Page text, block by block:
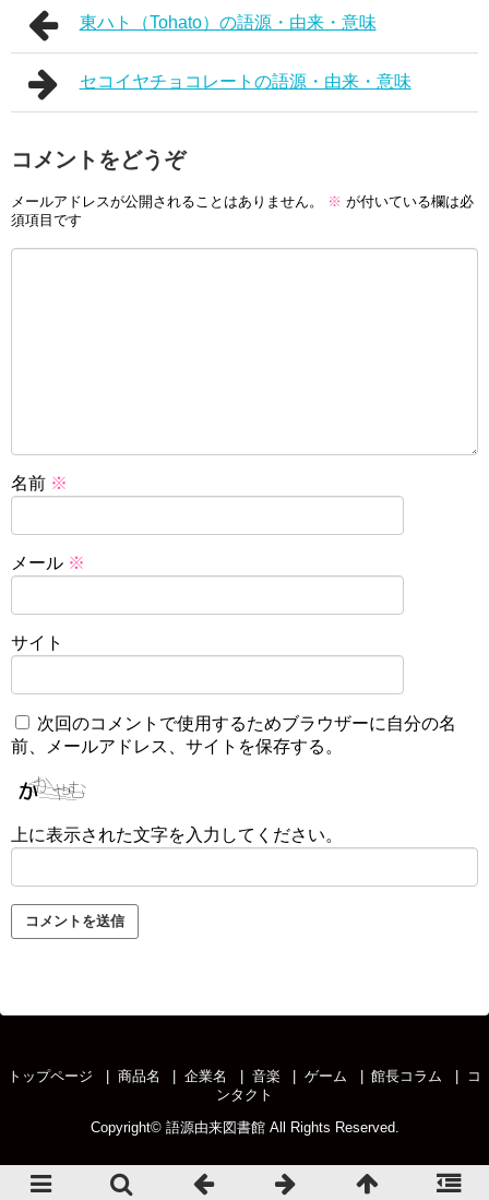
東ハト（Tohato）の語源・由来・意味
セコイヤチョコレートの語源・由来・意味
コメントをどうぞ
メールアドレスが公開されることはありません。 ※ が付いている欄は必
須項目です
名前 ※
メール ※
サイト
次回のコメントで使用するためブラウザーに自分の名
前、メールアドレス、サイトを保存する。
上に表示された文字を入力してください。
トップページ 商品名 企業名 音楽 ゲーム 館長コラム
コ
ンタクト
Copyright© 語源由来図書館All Rights Reserved.